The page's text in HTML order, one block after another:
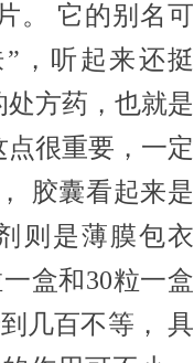
。 它的别名可
，听起来还挺
方药，也就是
很重要，一定
胶囊看起来是
则是薄膜包衣
盒和30粒一盒
几百不等， 具